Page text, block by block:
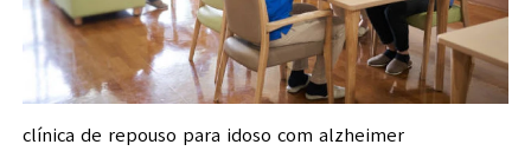
clínica de repouso para idoso com alzheimer